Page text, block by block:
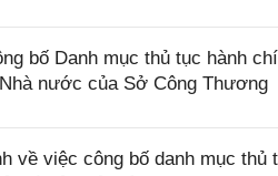
bố Danh mục thủ tục hành
nước của Sở Công Thương
về việc công bố danh mục thủ